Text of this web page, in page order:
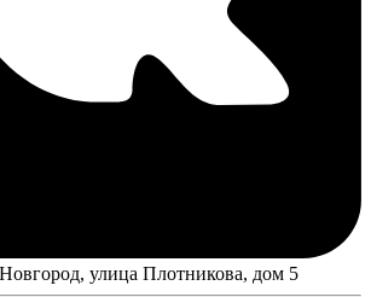
улица Плотникова, дом 5